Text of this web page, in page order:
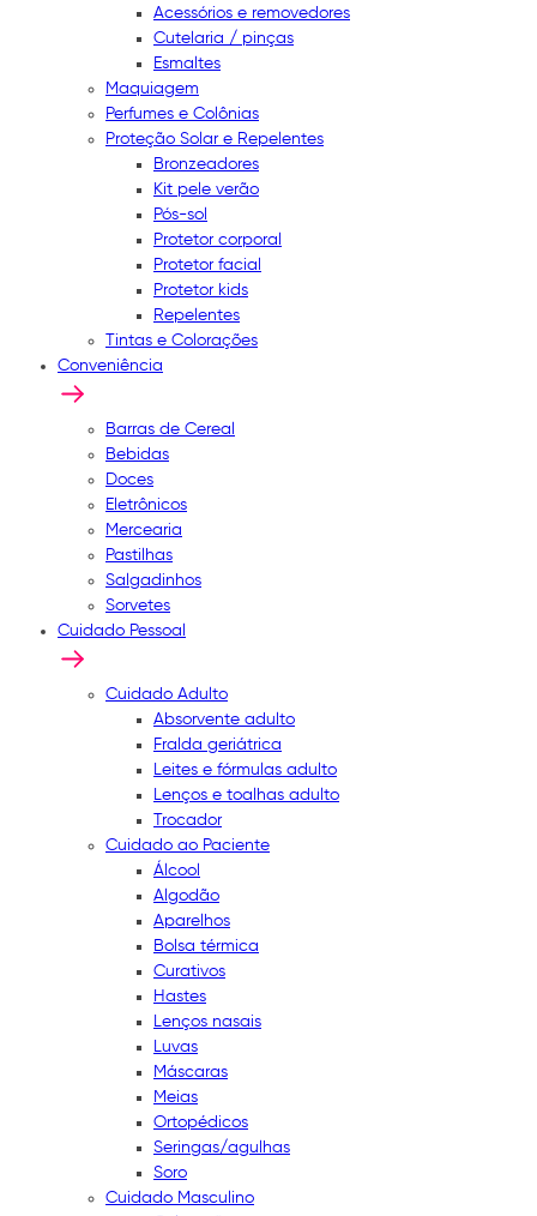
Acessórios e removedores
Cutelaria / pinças
Esmaltes
Maquiagem
Perfumes e Colônias
Proteção Solar e Repelentes
Bronzeadores
Kit pele verão
Pós-sol
Protetor corporal
Protetor facial
Protetor kids
Repelentes
Tintas e Colorações
Conveniência
Barras de Cereal
Bebidas
Doces
Eletrônicos
Mercearia
Pastilhas
Salgadinhos
Sorvetes
Cuidado Pessoal
Cuidado Adulto
Absorvente adulto
Fralda geriátrica
Leites e fórmulas adulto
Lenços e toalhas adulto
Trocador
Cuidado ao Paciente
Álcool
Algodão
Aparelhos
Bolsa térmica
Curativos
Hastes
Lenços nasais
Luvas
Máscaras
Meias
Ortopédicos
Seringas/agulhas
Soro
Cuidado Masculino